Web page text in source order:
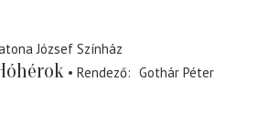
József Színház
Rendező
Gothár Péter